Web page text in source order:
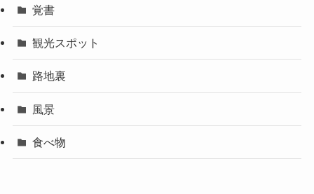
覚書
観光スポット
路地裏
風景
食べ物